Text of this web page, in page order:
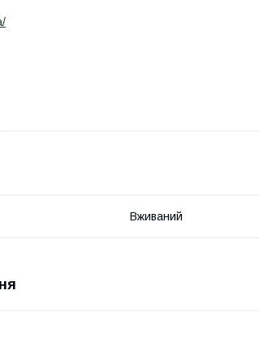
Вживаний